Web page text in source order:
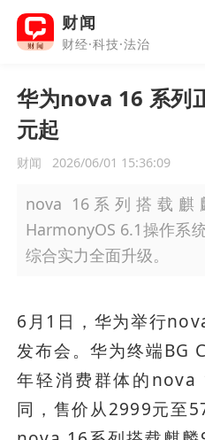
财闻
财经·科技·法治
华为nova 16 系列
元起
财闻 2026/06/01 15:36:09
nova 16系列搭载麒
HarmonyOS 6.1操作系
综合实力全面升级。
6月1日，华为举行
发布会。华为终端BG
年轻消费群体的nova
同，售价从2999元至